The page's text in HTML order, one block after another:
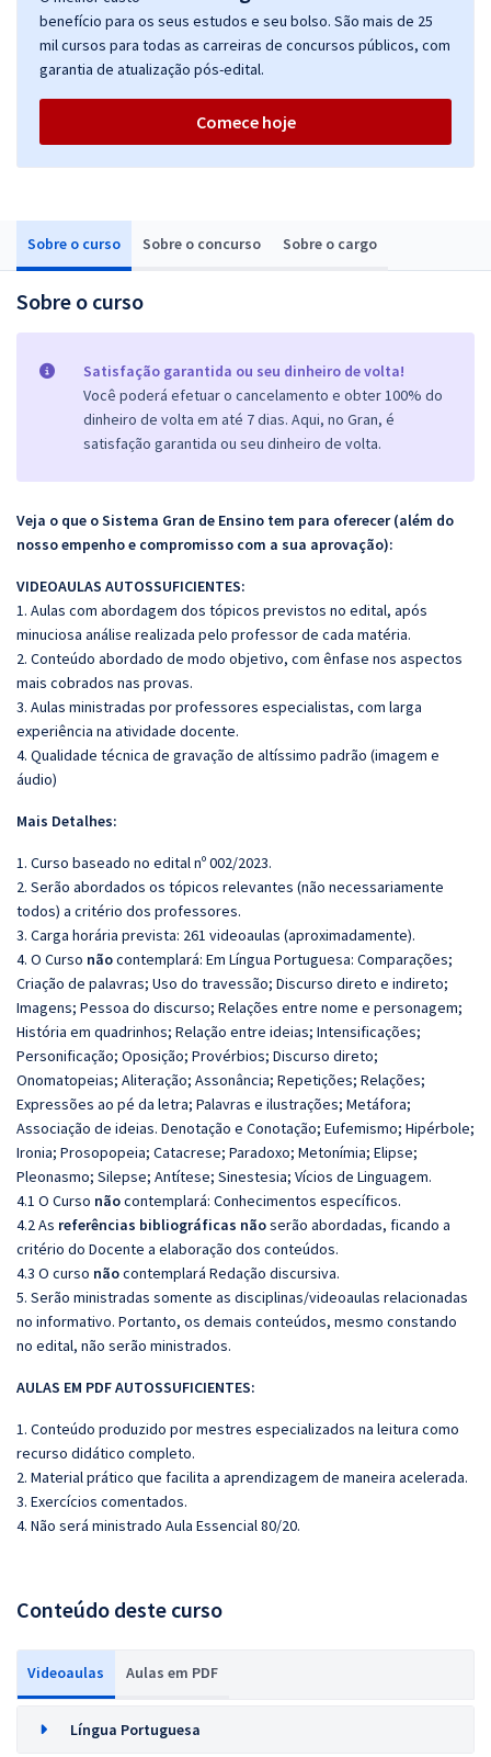
Sobre o curso Sobre o concurso Sobre o cargo
Sobre o curso
Satisfação garantida ou seu dinheiro de volta!
Você poderá efetuar o cancelamento e obter 100% do
dinheiro de volta em até 7 dias. Aqui, no Gran, é
satisfação garantida ou seu dinheiro de volta.
Veja o que o Sistema Gran de Ensino tem para oferecer (além do
nosso empenho e compromisso com a sua aprovação):
VIDEOAULAS AUTOSSUFICIENTES:
1. Aulas com abordagem dos tópicos previstos no edital, após
minuciosa análise realizada pelo professor de cada matéria.
2. Conteúdo abordado de modo objetivo, com ênfase nos aspectos
mais cobrados nas provas.
3. Aulas ministradas por professores especialistas, com larga
experiência na atividade docente.
4. Qualidade técnica de gravação de altíssimo padrão (imagem e
áudio)
Mais Detalhes:
1. Curso baseado no edital nº 002/2023.
2. Serão abordados os tópicos relevantes (não necessariamente
todos) a critério dos professores.
3. Carga horária prevista: 261 videoaulas (aproximadamente).
4. O Curso nãocontemplará: Em Língua Portuguesa: Comparações;
Criação de palavras; Uso do travessão; Discurso direto e indireto;
Imagens; Pessoa do discurso; Relações entre nome e personagem;
História em quadrinhos; Relação entre ideias; Intensificações;
Personificação; Oposição; Provérbios; Discurso direto;
Onomatopeias; Aliteração; Assonância; Repetições; Relações;
Expressões ao pé da letra; Palavras e ilustrações; Metáfora;
Associação de ideias. Denotação e Conotação; Eufemismo; Hipérbole;
Ironia; Prosopopeia; Catacrese; Paradoxo; Metonímia; Elipse;
Pleonasmo; Silepse; Antítese; Sinestesia; Vícios de Linguagem.
4.1 O Curso nãocontemplará: Conhecimentos específicos.
4.2 As referências bibliográficas nãoserão abordadas, ficando a
critério do Docente a elaboração dos conteúdos.
4.3 O curso nãocontemplará Redação discursiva.
5. Serão ministradas somente as disciplinas/videoaulas relacionadas
no informativo. Portanto, os demais conteúdos, mesmo constando
no edital, não serão ministrados.
AULAS EM PDF AUTOSSUFICIENTES:
1. Conteúdo produzido por mestres especializados na leitura como
recurso didático completo.
2. Material prático que facilita a aprendizagem de maneira acelerada.
3. Exercícios comentados.
4. Não será ministrado Aula Essencial 80/20.
Conteúdo deste curso
Videoaulas Aulas em PDF
Língua Portuguesa
benefício para os seus estudos e seu bolso. São mais de 25
mil cursos para todas as carreiras de concursos públicos, com
garantia de atualização pós-edital.
Comece hoje